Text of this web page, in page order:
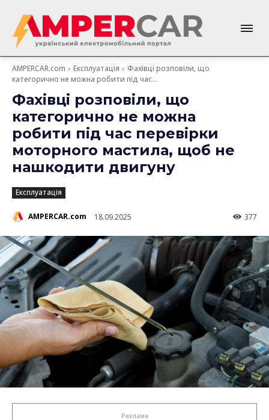
AMPERCAR.com Експлуатація
Фахівці розповіли, що
категорично не можна робити під час...
Фахівці розповіли, що
категорично не можна
робити під час перевірки
моторного мастила, щоб не
нашкодити двигуну
Експлуатація
AMPERCAR.com 18.09.2025 377